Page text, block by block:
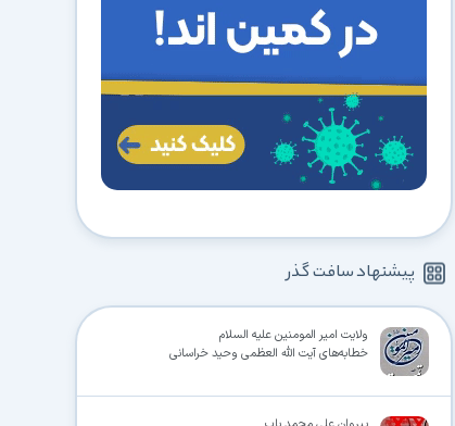
پیشنهاد سافت گذر
ولایت امیر المومنین علیه السلام
خطابه‌های آیت‌ الله العظمی وحید خراسانی